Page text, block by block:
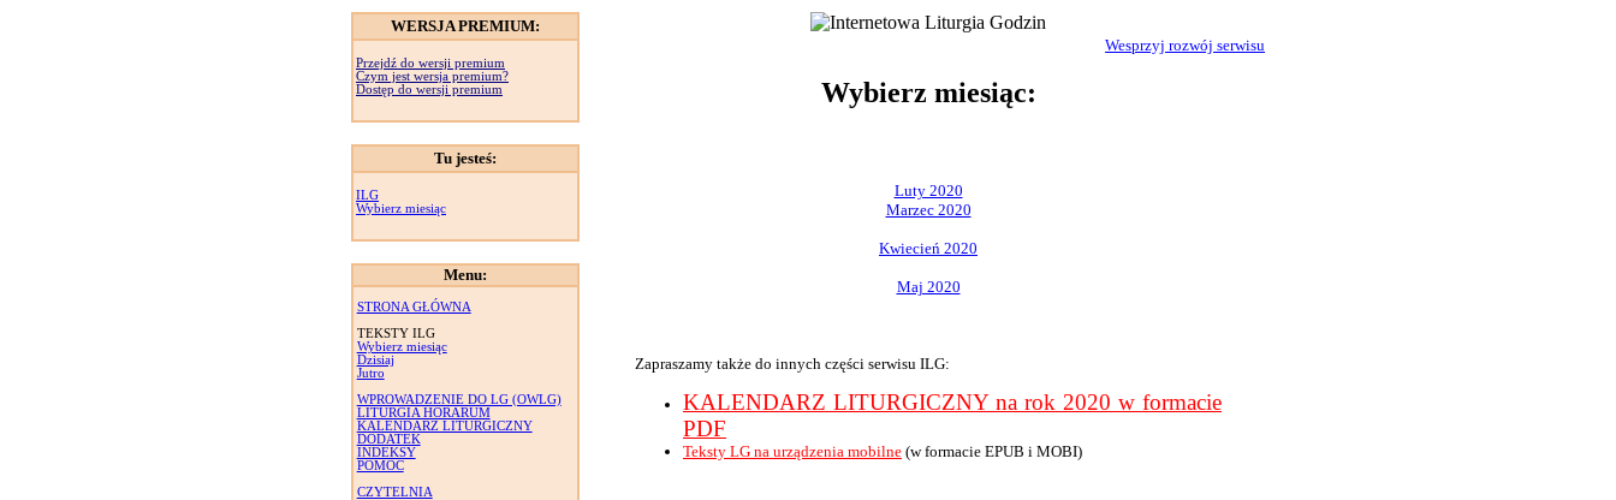
WERSJA PREMIUM:
Przejdź do wersji premium
Czym jest wersja premium?
Dostęp do wersji premium
Tu jesteś:
ILG
Wybierz miesiąc
Menu:
STRONA GŁÓWNA
TEKSTY ILG
Wybierz miesiąc
Dzisiaj
Jutro
WPROWADZENIE DO LG (OWLG)
LITURGIA HORARUM
KALENDARZ LITURGICZNY
DODATEK
INDEKSY
POMOC
CZYTELNIA
Wesprzyj rozwój serwisu
Wybierz miesiąc:
Luty 2020
Marzec 2020
Kwiecień 2020
Maj 2020
Zapraszamy także do innych części serwisu ILG:
KALENDARZ LITURGICZNY na rok 2020 w formacie
PDF
Teksty LG na urządzenia mobilne (w formacie EPUB i MOBI)